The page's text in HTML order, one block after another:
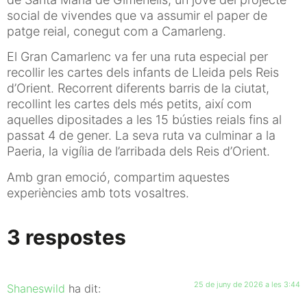
social de vivendes que va assumir el paper de
patge reial, conegut com a Camarleng.
El Gran Camarlenc va fer una ruta especial per
recollir les cartes dels infants de Lleida pels Reis
d’Orient. Recorrent diferents barris de la ciutat,
recollint les cartes dels més petits, així com
aquelles dipositades a les 15 bústies reials fins al
passat 4 de gener. La seva ruta va culminar a la
Paeria, la vigília de l’arribada dels Reis d’Orient.
Amb gran emoció, compartim aquestes
experiències amb tots vosaltres.
3 respostes
Shaneswild ha dit: 25 de juny de 2026 a les 3:44